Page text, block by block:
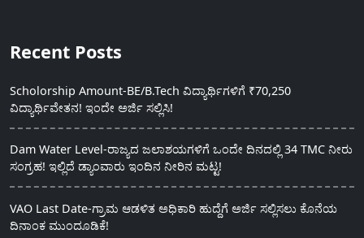
Recent Posts
Scholorship Amount-BE/B.Tech ವಿದ್ಯಾರ್ಥಿಗಳಿಗೆ ₹70,250
ವಿದ್ಯಾರ್ಥಿವೇತನ! ಇಂದೇ ಅರ್ಜಿ ಸಲ್ಲಿಸಿ!
Dam Water Level-ರಾಜ್ಯದ ಜಲಾಶಯಗಳಿಗೆ ಒಂದೇ ದಿನದಲ್ಲಿ 34 TMC ನೀರು
ಸಂಗ್ರಹ! ಇಲ್ಲಿದೆ ಡ್ಯಾಂವಾರು ಇಂದಿನ ನೀರಿನ ಮಟ್ಟ!
VAO Last Date-ಗ್ರಾಮ ಆಡಳಿತ ಅಧಿಕಾರಿ ಹುದ್ದೆಗೆ ಅರ್ಜಿ ಸಲ್ಲಿಸಲು ಕೊನೆಯ
ದಿನಾಂಕ ಮುಂದೂಡಿಕೆ!